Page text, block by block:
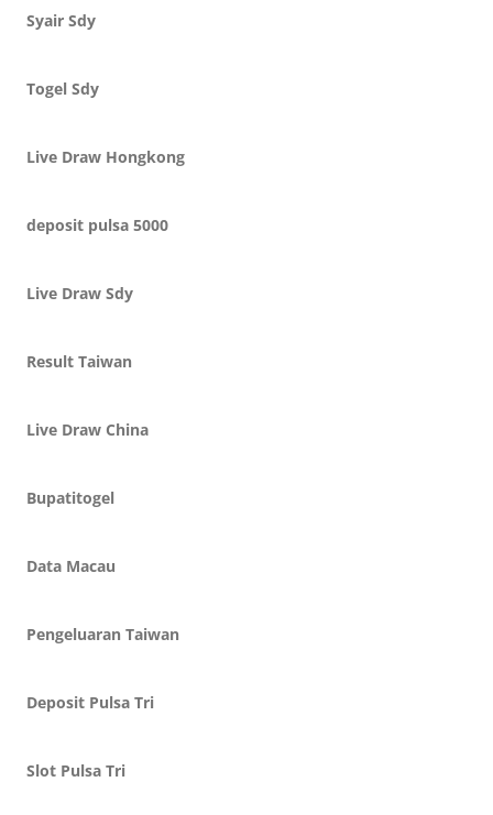
Syair Sdy
Togel Sdy
Live Draw Hongkong
deposit pulsa 5000
Live Draw Sdy
Result Taiwan
Live Draw China
Bupatitogel
Data Macau
Pengeluaran Taiwan
Deposit Pulsa Tri
Slot Pulsa Tri